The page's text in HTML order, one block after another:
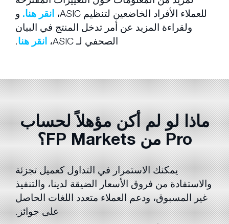
للعملاء الأفراد الخاضعين لتنظيم ASIC،
انقر هنا. و
ولقراءة المزيد عن أمر تدخل المنتج في البيان
الصحفي لـ ASIC،
انقر هنا.
ماذا لو لم أكن مؤهلاً لحساب
Pro من FP Markets؟
يمكنك الاستمرار في التداول كعميل تجزئة
والاستفادة من فروق الأسعار الضيقة لدينا، والتنفيذ
غير المسبوق، ودعم العملاء متعدد اللغات الحاصل
على جوائز.